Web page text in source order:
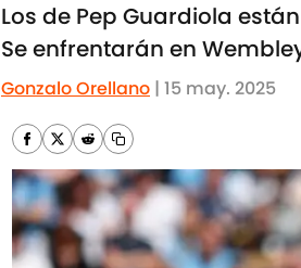
Los de Pep Guardiola
Se enfrentarán en
Gonzalo Orellano | 15 may. 2025